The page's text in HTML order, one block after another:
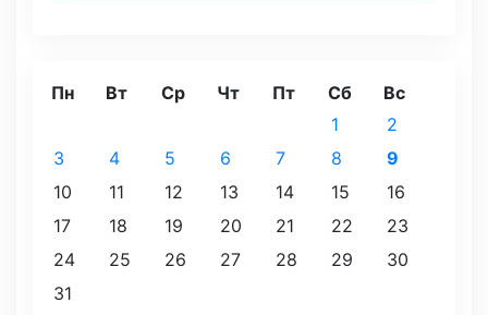
Пн Вт Ср Чт Пт Сб Вс
1
2
3
4 5 6 7 8
9
10
11 12 13 14 15
16
17
18 19 20 21 22
23
24
25 26 27 28 29
30
31